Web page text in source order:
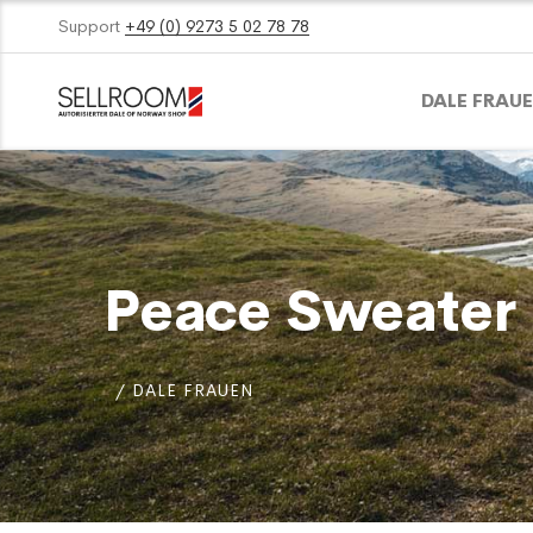
Support +49 (0) 9273 5 02 78 78
DALE
Peace Sweater
DALE FRAUEN